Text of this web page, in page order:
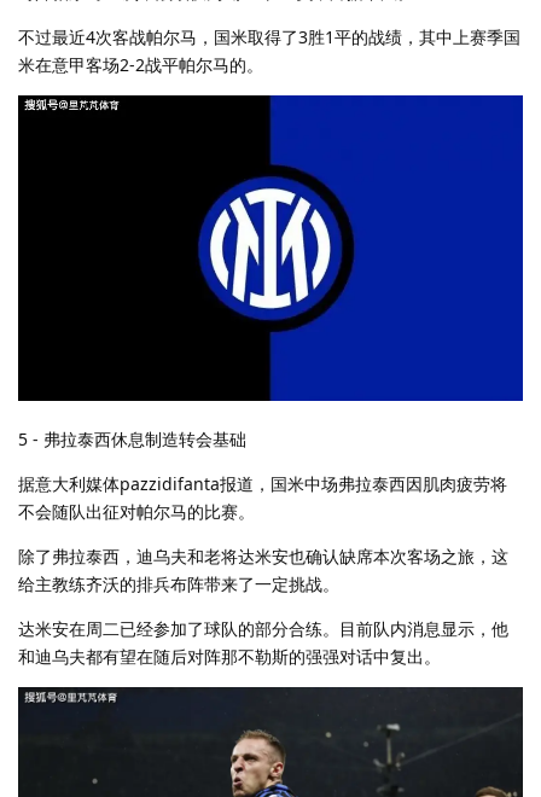
不过最近4次客战帕尔马，国米取得了3胜1平的战绩，其中上赛季国
米在意甲客场2-2战平帕尔马的。
5 - 弗拉泰西休息制造转会基础
据意大利媒体pazzidifanta报道，国米中场弗拉泰西因肌肉疲劳将
不会随队出征对帕尔马的比赛。
除了弗拉泰西，迪乌夫和老将达米安也确认缺席本次客场之旅，这
给主教练齐沃的排兵布阵带来了一定挑战。
达米安在周二已经参加了球队的部分合练。目前队内消息显示，他
和迪乌夫都有望在随后对阵那不勒斯的强强对话中复出。